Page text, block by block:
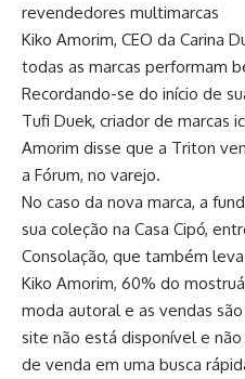
revendedores multimarcas
Kiko Amorim, CEO da Carina
todas as marcas performam
Recordando-se do início de
Tufi Duek, criador de marcas
Amorim disse que a Triton
a Fórum, no varejo.
No caso da nova marca, a
sua coleção na Casa Cipó,
Consolação, que também
Kiko Amorim, 60% do
moda autoral e as vendas
site não está disponível e
de venda em uma busca